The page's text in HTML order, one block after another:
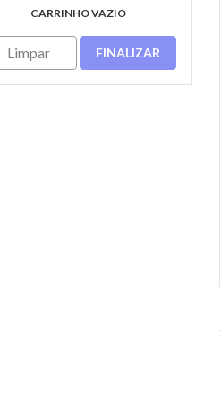
CARRINHO VAZIO
Limpar FINALIZAR